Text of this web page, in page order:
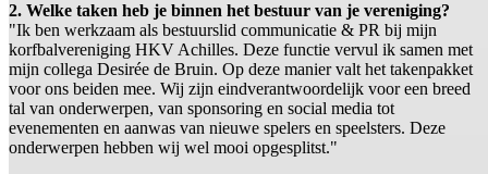
2. Welke taken heb je binnen het bestuur van je vereniging?
"Ik ben werkzaam als bestuurslid communicatie & PR bij mijn
korfbalvereniging HKV Achilles. Deze functie vervul ik samen met
mijn collega Desirée de Bruin. Op deze manier valt het takenpakket
voor ons beiden mee. Wij zijn eindverantwoordelijk voor een breed
tal van onderwerpen, van sponsoring en social media tot
evenementen en aanwas van nieuwe spelers en speelsters. Deze
onderwerpen hebben wij wel mooi opgesplitst."